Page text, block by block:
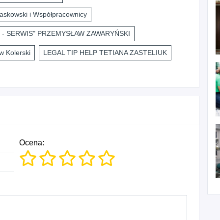
i Współpracownicy
SERWIS" PRZEMYSŁAW ZAWARYŃSKI
Kolerski LEGAL TIP HELP TETIANA ZASTELIUK
Ocena: